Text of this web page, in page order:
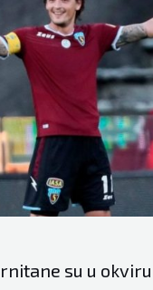
su u